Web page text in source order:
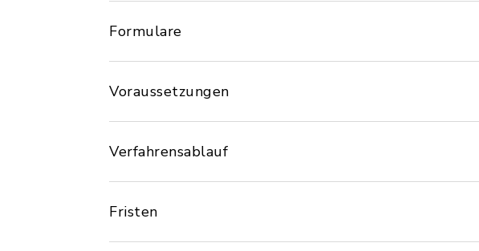
Formulare
Voraussetzungen
Verfahrensablauf
Fristen